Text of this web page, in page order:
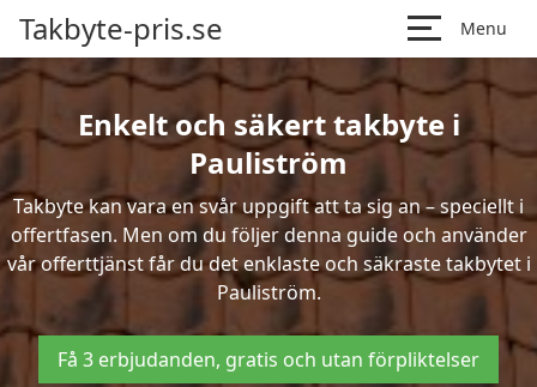
Takbyte-pris.se Menu
Enkelt och säkert takbyte i
Pauliström
Takbyte kan vara en svår uppgift att ta sig an – speciellt i
offertfasen. Men om du följer denna guide och använder
vår offerttjänst får du det enklaste och säkraste takbytet i
Pauliström.
Få 3 erbjudanden, gratis och utan förpliktelser